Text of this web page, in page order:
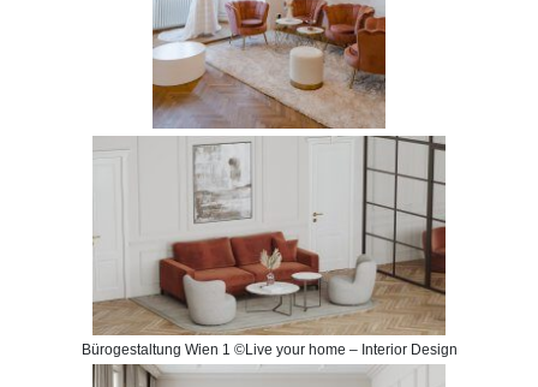
Bürogestaltung Wien 1 ©Live your home – Interior Design